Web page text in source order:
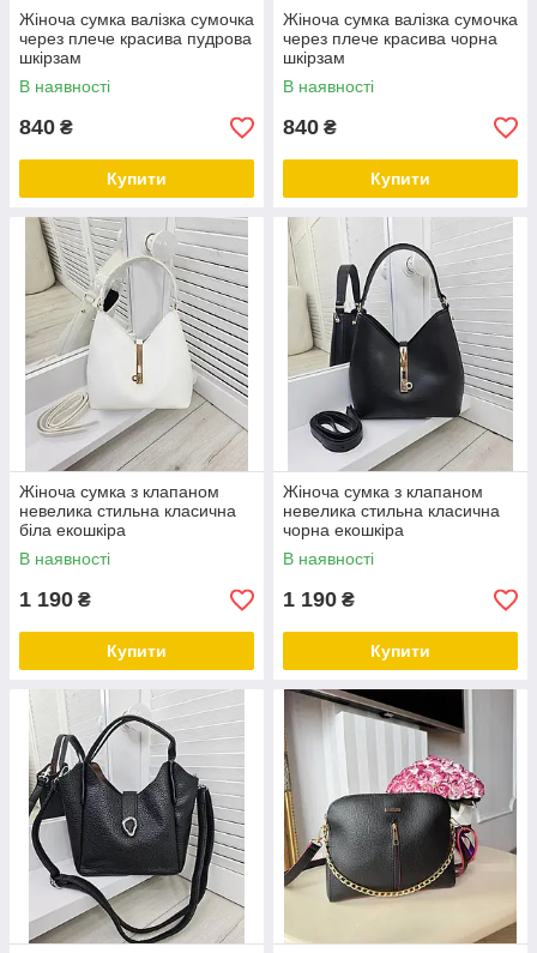
Жіноча сумка валізка сумочка
через плече красива пудрова
шкірзам
В наявності
840 ₴
Купити
Жіноча сумка валізка сумочка
через плече красива чорна
шкірзам
В наявності
840 ₴
Купити
Жіноча сумка з клапаном
невелика стильна класична
біла екошкіра
В наявності
1 190 ₴
Купити
Жіноча сумка з клапаном
невелика стильна класична
чорна екошкіра
В наявності
1 190 ₴
Купити